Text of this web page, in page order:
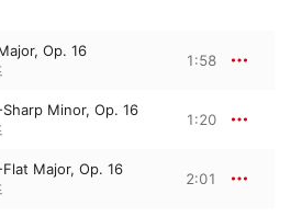
Op. 16
1:58
Minor, Op. 16
1:20
Major, Op. 16
2:01